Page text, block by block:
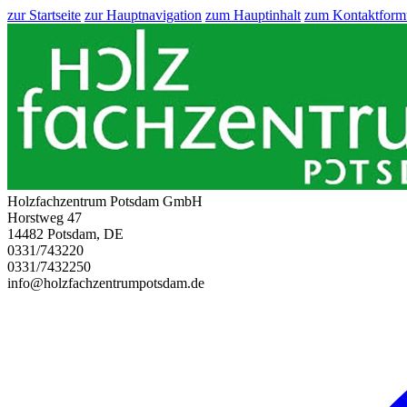
zur Startseite zur Hauptnavigation zum Hauptinhalt zum
Holzfachzentrum Potsdam GmbH
Horstweg 47
14482 Potsdam, DE
0331/743220
0331/7432250
info@holzfachzentrumpotsdam.de